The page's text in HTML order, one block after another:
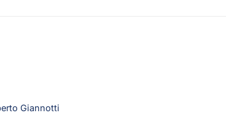
Giannotti